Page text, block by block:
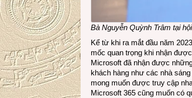
Bà Nguyễn Quỳnh Trâm tại
Kể từ khi ra mắt đầu năm
mốc quan trọng khi nhận
Microsoft đã nhận được
khách hàng như các nhà
mong muốn được truy cập
Microsoft 365 cũng muốn có